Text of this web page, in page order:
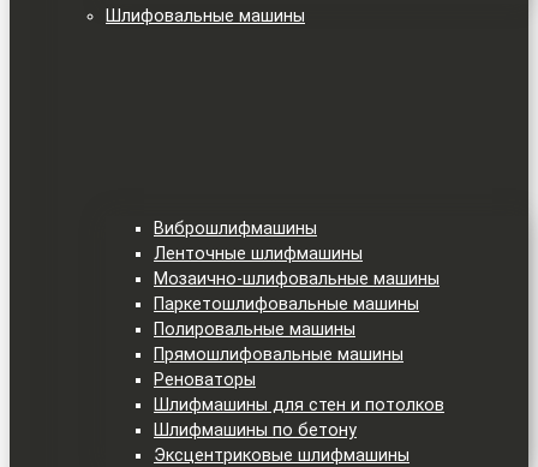
Шлифовальные машины
Виброшлифмашины
Ленточные шлифмашины
Мозаично-шлифовальные машины
Паркетошлифовальные машины
Полировальные машины
Прямошлифовальные машины
Реноваторы
Шлифмашины для стен и потолков
Шлифмашины по бетону
Эксцентриковые шлифмашины